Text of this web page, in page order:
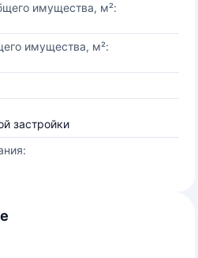
имущества, м²:
имущества, м²:
застройки